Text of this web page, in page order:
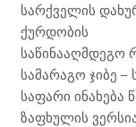
სარქველის
ქურდობის
სამარაგო ჯიბე –
საფარი ინახება
ზაფხულის